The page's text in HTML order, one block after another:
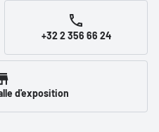
+32 2 356 66 24
d'exposition